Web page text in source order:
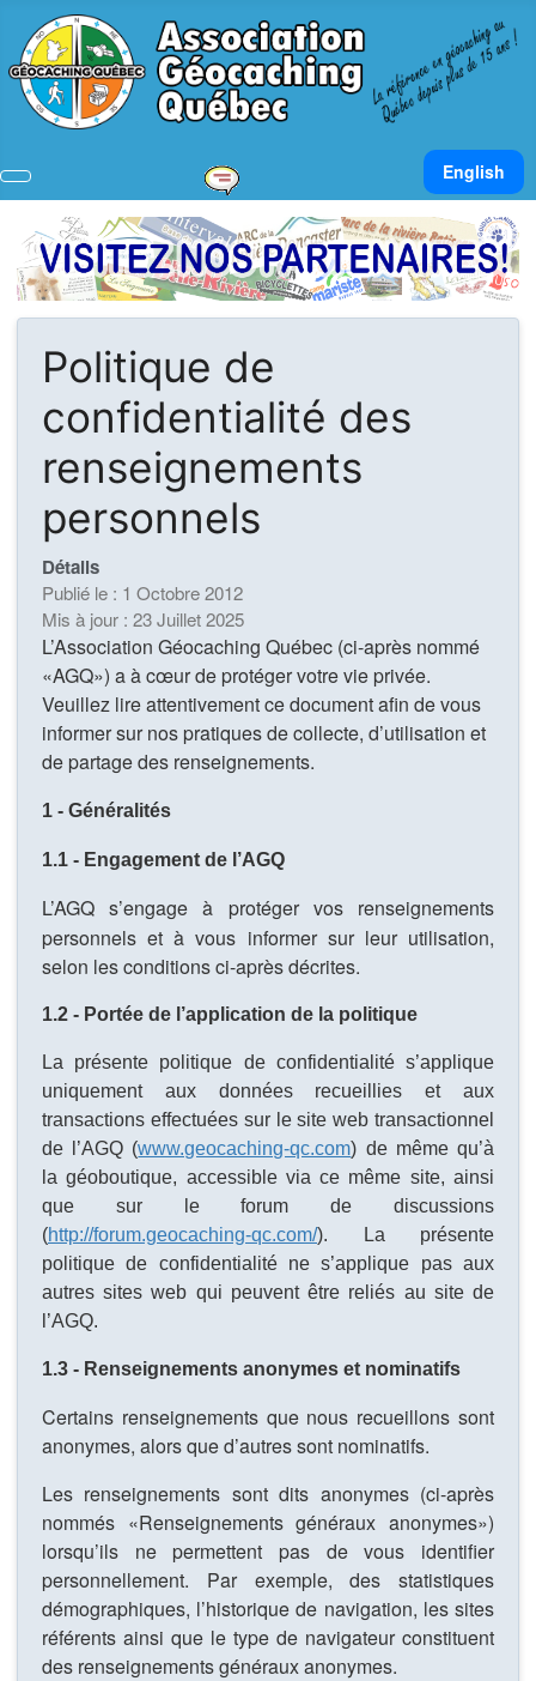
Sélectionnez
English
Politique de
confidentialité des
renseignements
personnels
Détails
Publié le : 1 Octobre 2012
Mis à jour : 23 Juillet 2025
L’Association Géocaching Québec (ci-après nommé
«AGQ») a à cœur de protéger votre vie privée.
Veuillez lire attentivement ce document afin de vous
informer sur nos pratiques de collecte, d’utilisation et
de partage des renseignements.
1 - Généralités
1.1 - Engagement de l’AGQ
L’AGQ s’engage à protéger vos renseignements
personnels et à vous informer sur leur utilisation,
selon les conditions ci-après décrites.
1.2 - Portée de l’application de la politique
La présente politique de confidentialité s’applique
uniquement aux données recueillies et aux
transactions effectuées sur le site web transactionnel
de l’AGQ (www.geocaching-qc.com) de même qu’à
la géoboutique, accessible via ce même site, ainsi
que sur le forum de discussions
(http://forum.geocaching-qc.com/). La présente
politique de confidentialité ne s’applique pas aux
autres sites web qui peuvent être reliés au site de
l’AGQ.
1.3 - Renseignements anonymes et nominatifs
Certains renseignements que nous recueillons sont
anonymes, alors que d’autres sont nominatifs.
Les renseignements sont dits anonymes (ci-après
nommés «Renseignements généraux anonymes»)
lorsqu’ils ne permettent pas de vous identifier
personnellement. Par exemple, des statistiques
démographiques, l’historique de navigation, les sites
référents ainsi que le type de navigateur constituent
des renseignements généraux anonymes.